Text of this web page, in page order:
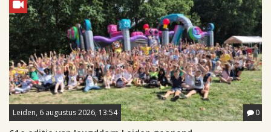
Leiden, 6 augustus 2026, 13:54 0